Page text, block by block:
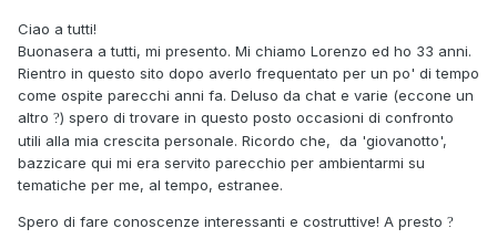
Ciao a tutti!
Buonasera a tutti, mi presento. Mi chiamo Lorenzo ed ho 33 anni.
Rientro in questo sito dopo averlo frequentato per un po' di tempo
come ospite parecchi anni fa. Deluso da chat e varie (eccone un
altro ?) spero di trovare in questo posto occasioni di confronto
utili alla mia crescita personale. Ricordo che, da 'giovanotto',
bazzicare qui mi era servito parecchio per ambientarmi su
tematiche per me, al tempo, estranee.
Spero di fare conoscenze interessanti e costruttive! A presto ?